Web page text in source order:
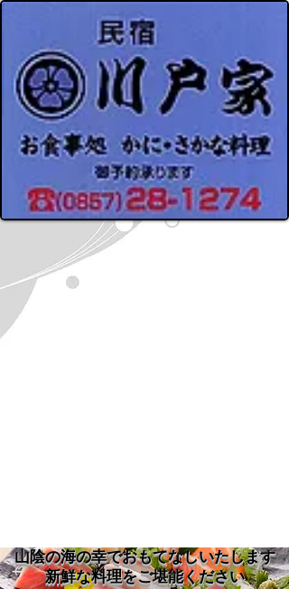
山陰の海の幸でおもてなしいたします
新鮮な料理をご堪能ください